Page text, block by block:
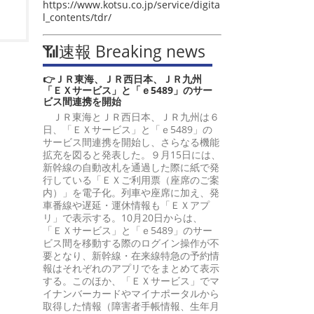
https://www.kotsu.co.jp/service/digita
l_contents/tdr/
📶速報 Breaking news
👉ＪＲ東海、ＪＲ西日本、ＪＲ九州
「ＥＸサービス」と「ｅ5489」のサー
ビス間連携を開始
ＪＲ東海とＪＲ西日本、ＪＲ九州は６
日、「ＥＸサービス」と「ｅ5489」の
サービス間連携を開始し、さらなる機能
拡充を図ると発表した。９月15日には、
新幹線の自動改札を通過した際に紙で発
行している「ＥＸご利用票（座席のご案
内）」を電子化。列車や座席に加え、発
車番線や遅延・運休情報も「ＥＸアプ
リ」で表示する。10月20日からは、
「ＥＸサービス」と「ｅ5489」のサー
ビス間を移動する際のログイン操作が不
要となり、新幹線・在来線特急の予約情
報はそれぞれのアプリでをまとめて表示
する。このほか、「ＥＸサービス」でマ
イナンバーカードやマイナポータルから
取得した情報（障害者手帳情報、生年月